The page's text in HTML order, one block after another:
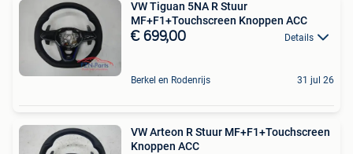
VW Tiguan 5NA R Stuur
MF+F1+Touchscreen Knoppen ACC
€ 699,00 Details
Berkel en Rodenrijs 31 jul 26
VW Arteon R Stuur MF+F1+Touchscreen
Knoppen ACC